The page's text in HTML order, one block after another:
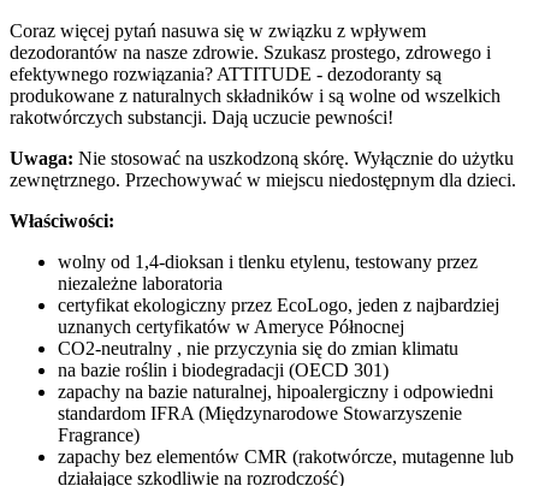
Coraz więcej pytań nasuwa się w związku z wpływem
dezodorantów na nasze zdrowie. Szukasz prostego, zdrowego i
efektywnego rozwiązania? ATTITUDE - dezodoranty są
produkowane z naturalnych składników i są wolne od wszelkich
rakotwórczych substancji. Dają uczucie pewności!
Uwaga: Nie stosować na uszkodzoną skórę. Wyłącznie do użytku
zewnętrznego. Przechowywać w miejscu niedostępnym dla dzieci.
Właściwości:
wolny od 1,4-dioksan i tlenku etylenu, testowany przez
niezależne laboratoria
certyfikat ekologiczny przez EcoLogo, jeden z najbardziej
uznanych certyfikatów w Ameryce Północnej
CO2-neutralny , nie przyczynia się do zmian klimatu
na bazie roślin i biodegradacji (OECD 301)
zapachy na bazie naturalnej, hipoalergiczny i odpowiedni
standardom IFRA (Międzynarodowe Stowarzyszenie
Fragrance)
zapachy bez elementów CMR (rakotwórcze, mutagenne lub
działające szkodliwie na rozrodczość)